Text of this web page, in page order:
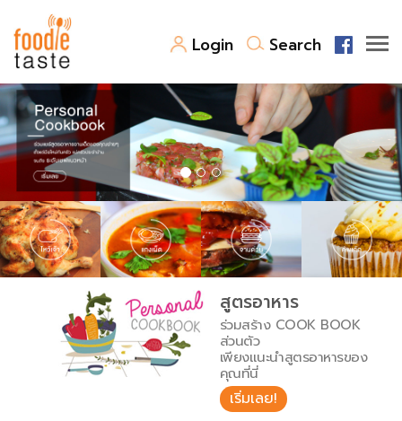
Login Search
สูตรอาหาร
สูตรอาหารล่าสุด
Top Foodie
พาไปชิม
สารพันก้นครัว
เคล็ดลับน่ารู้
เปรียบเทียบหน่วยการตวง
เปรียบเทียบอุณหภูมิ
เปรียบเทียบน้ำหนักวัตถุดิบ
FoodPedia
สร้าง Cookbook
สูตรอาหาร
ร่วมสร้าง COOK BOOK
ส่วนตัว
เพียงแนะนำสูตรอาหารของ
คุณที่นี่
เริ่มเลย!